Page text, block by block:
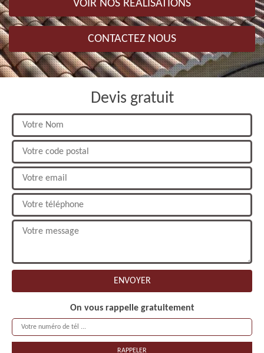
VOIR NOS RÉALISATIONS
CONTACTEZ NOUS
Devis gratuit
On vous rappelle gratuitement